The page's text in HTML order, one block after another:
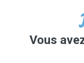
Vous